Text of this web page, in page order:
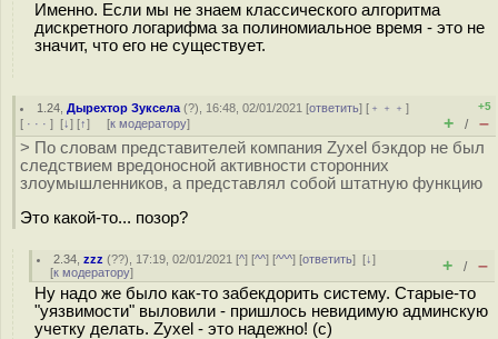
Именно. Если мы не знаем классического алгоритма
дискретного логарифма за полиномиальное время - это не
значит, что его не существует.
1.24 ,Дырехтор Зуксела (?), 16:48, 02/01/2021 [ответить] [ ﹢﹢﹢]
[ · · · ] [↓] [↑] [к модератору]
+5
+ / –
> По словам представителей компания Zyxel бэкдор не был
следствием вредоносной активности сторонних
злоумышленников, а представлял собой штатную функцию
Это какой-то... позор?
2.34 ,zzz (??), 17:19, 02/01/2021 [^] [^^] [^^^] [ответить][↓]
[к модератору] + / –
Ну надо же было как-то забекдорить систему. Старые-то
"уязвимости" выловили - пришлось невидимую админскую
учетку делать. Zyxel - это надежно! (с)